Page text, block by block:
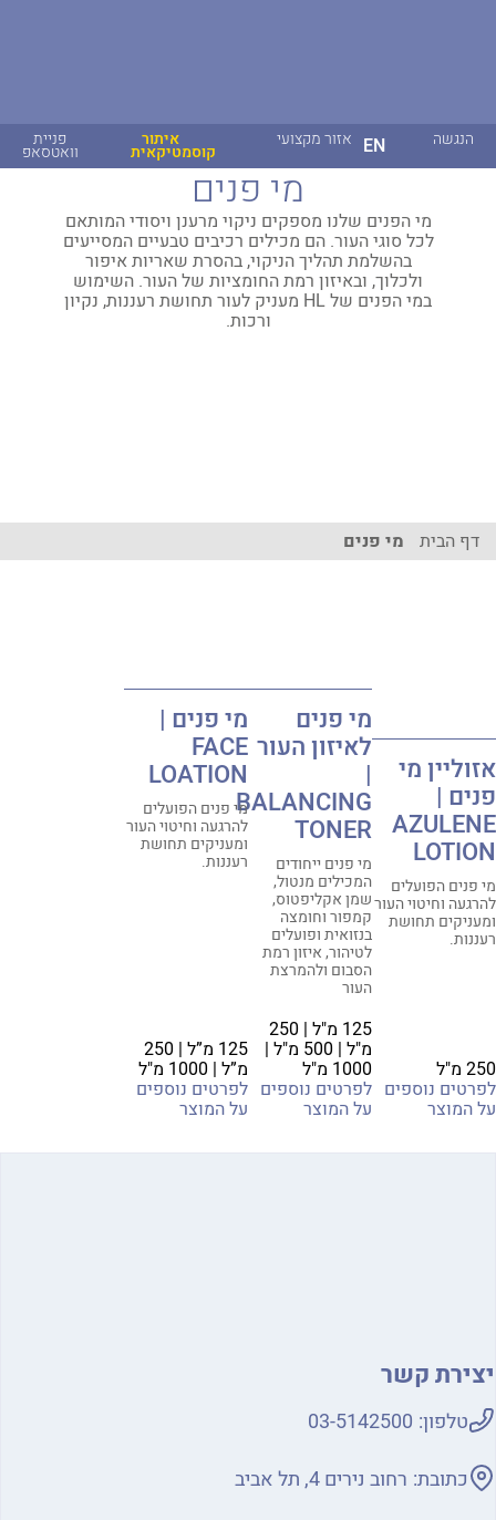
פניית
וואטסאפ
איתור
קוסמטיקאית
אזור מקצועי EN הנגשה
מי פנים
מי הפנים שלנו מספקים ניקוי מרענן ויסודי המותאם
לכל סוגי העור. הם מכילים רכיבים טבעיים המסייעים
בהשלמת תהליך הניקוי, בהסרת שאריות איפור
ולכלוך, ובאיזון רמת החומציות של העור. השימוש
במי הפנים של HL מעניק לעור תחושת רעננות, נקיון
ורכות.
דף הבית מי פנים
אזוליין מי
פנים |
AZULENE
LOTION
מי פנים הפועלים
להרגעה וחיטוי העור
ומעניקים תחושת
רעננות.
250 מ"ל
לפרטים נוספים
על המוצר
מי פנים
לאיזון העור
|
BALANCING
TONER
מי פנים ייחודים
המכילים מנטול,
שמן אקליפטוס,
קמפור וחומצה
בנזואית ופועלים
לטיהור, איזון רמת
הסבום ולהמרצת
העור
125 מ"ל | 250
מ"ל | 500 מ"ל |
1000 מ"ל
לפרטים נוספים
על המוצר
מי פנים |
FACE
LOATION
מי פנים הפועלים
להרגעה וחיטוי העור
ומעניקים תחושת
רעננות.
125 מ”ל | 250
מ”ל | 1000 מ"ל
לפרטים נוספים
על המוצר
יצירת קשר
טלפון: 03-5142500
כתובת: רחוב נירים 4, תל אביב